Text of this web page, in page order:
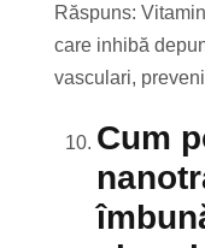
Răspuns:
care inhibă
vasculari,
Cum